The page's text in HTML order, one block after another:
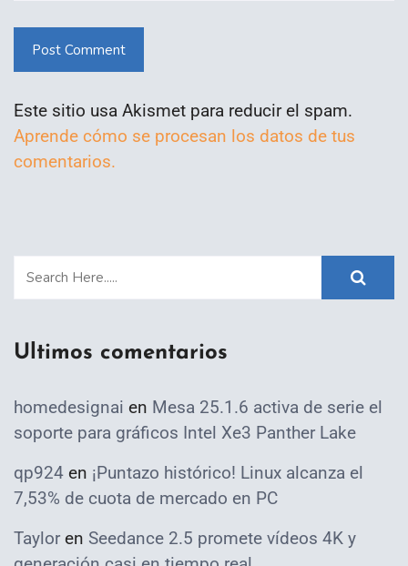
Post Comment
Este sitio usa Akismet para reducir el spam.
Aprende cómo se procesan los datos de tus
comentarios.
Ultimos comentarios
homedesignai en Mesa 25.1.6 activa de serie el
soporte para gráficos Intel Xe3 Panther Lake
qp924 en ¡Puntazo histórico! Linux alcanza el
7,53% de cuota de mercado en PC
Taylor en Seedance 2.5 promete vídeos 4K y